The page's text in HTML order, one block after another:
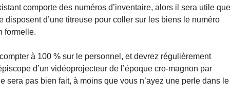
comporte des numéros d’inventaire, alors il sera utile que
disposent d’une titreuse pour coller sur les biens le numéro
formelle.
à 100 % sur le personnel, et devrez régulièrement
d’un vidéoprojecteur de l’époque cro-magnon par
sera pas bien fait, à moins que vous n’ayez une perle dans le